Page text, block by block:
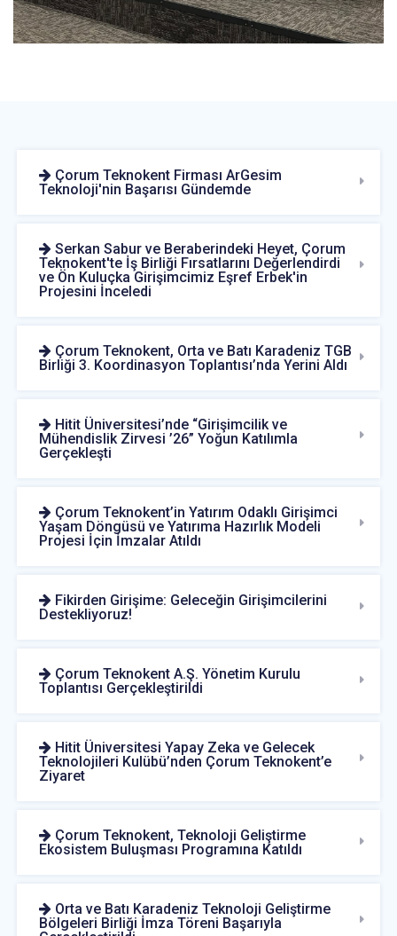
Çorum Teknokent Firması ArGesim
Teknoloji'nin Başarısı Gündemde
Serkan Sabur ve Beraberindeki Heyet, Çorum
Teknokent'te İş Birliği Fırsatlarını Değerlendirdi
ve Ön Kuluçka Girişimcimiz Eşref Erbek'in
Projesini İnceledi
Çorum Teknokent, Orta ve Batı Karadeniz TGB
Birliği 3. Koordinasyon Toplantısı’nda Yerini Aldı
Hitit Üniversitesi’nde “Girişimcilik ve
Mühendislik Zirvesi ’26” Yoğun Katılımla
Gerçekleşti
Çorum Teknokent’in Yatırım Odaklı Girişimci
Yaşam Döngüsü ve Yatırıma Hazırlık Modeli
Projesi İçin İmzalar Atıldı
Fikirden Girişime: Geleceğin Girişimcilerini
Destekliyoruz!
Çorum Teknokent A.Ş. Yönetim Kurulu
Toplantısı Gerçekleştirildi
Hitit Üniversitesi Yapay Zeka ve Gelecek
Teknolojileri Kulübü’nden Çorum Teknokent’e
Ziyaret
Çorum Teknokent, Teknoloji Geliştirme
Ekosistem Buluşması Programına Katıldı
Orta ve Batı Karadeniz Teknoloji Geliştirme
Bölgeleri Birliği İmza Töreni Başarıyla